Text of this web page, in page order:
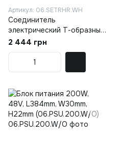
Артикул: 06.SETRHR.WH
Соединитель
электрический Т-образный
накладной IN_LINE CORNER
T, правый, 4-x проводной,
белый (06.SETRHR.WH.4x)
2 444 грн